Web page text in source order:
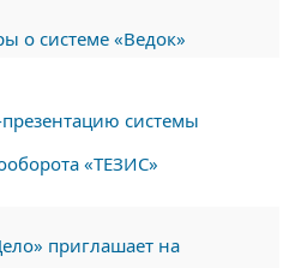
о системе «Ведок»
системы
«ТЕЗИС»
приглашает на